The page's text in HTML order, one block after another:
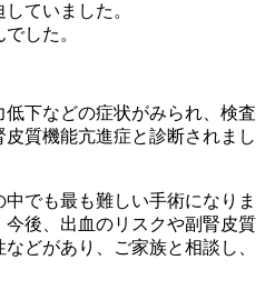
ていました。
した。
下などの症状がみられ、検査
質機能亢進症と診断されまし
でも最も難しい手術になりま
後、出血のリスクや副腎皮質
どがあり、ご家族と相談し、